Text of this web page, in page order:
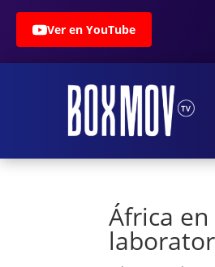
Ver en YouTube
África